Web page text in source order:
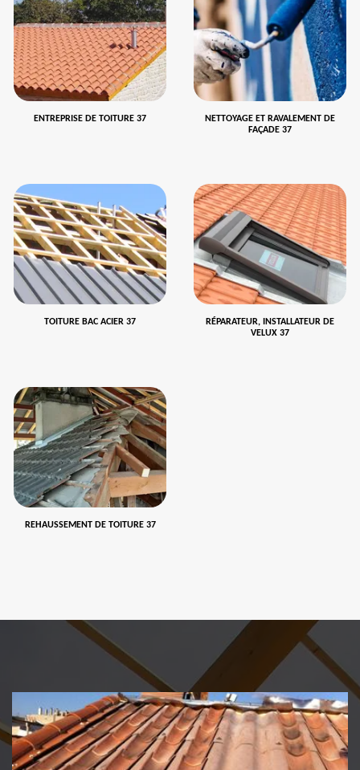
ENTREPRISE DE TOITURE 37
NETTOYAGE ET RAVALEMENT DE
FAÇADE 37
TOITURE BAC ACIER 37
RÉPARATEUR, INSTALLATEUR DE
VELUX 37
REHAUSSEMENT DE TOITURE 37